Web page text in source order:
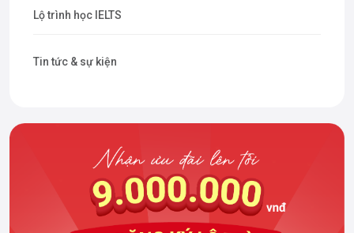
Lộ trình học IELTS
Tin tức & sự kiện